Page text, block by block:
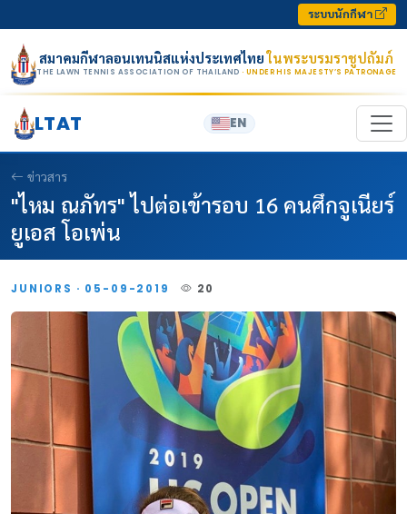
ระบบนักกีฬา
สมาคมกีฬาลอนเทนนิสแห่งประเทศไทยในพระบรมราชูปถัมภ์
THE LAWN TENNIS ASSOCIATION OF THAILAND · UNDER HIS MAJESTY’S PATRONAGE
LTAT EN
ข่าวสาร
"ไหม ณภัทร" ไปต่อเข้ารอบ 16 คนศึกจูเนียร์
ยูเอส โอเพ่น
JUNIORS · 05-09-2019 20